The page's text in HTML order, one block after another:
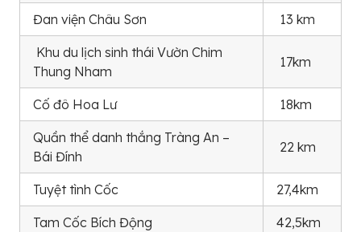
Đan viện Châu Sơn 13 km
Khu du lịch sinh thái Vườn Chim
Thung Nham
17km
Cố đô Hoa Lư 18km
Quần thể danh thắng Tràng An –
Bái Đính
22 km
Tuyệt tình Cốc 27,4km
Tam Cốc Bích Động 42,5km